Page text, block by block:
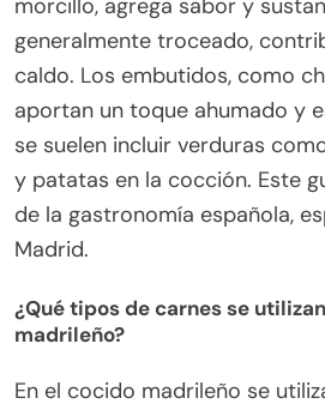
morcillo, agrega sabor y
generalmente troceado,
caldo. Los embutidos, como
aportan un toque ahumado y
se suelen incluir verduras
y patatas en la cocción. Este
de la gastronomía española,
Madrid.
¿Qué tipos de carnes se
madrileño?
En el cocido madrileño se